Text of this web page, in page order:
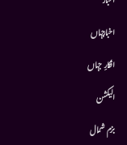
اخبارجہاں
افکارِ جہاں
الیکشن
بزم شمال